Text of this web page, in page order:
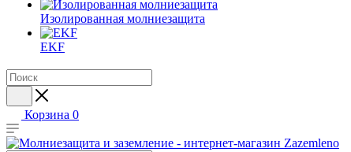
Изолированная молниезащита
EKF
Корзина 0